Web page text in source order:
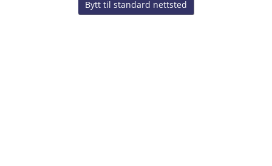
Bytt til standard nettsted